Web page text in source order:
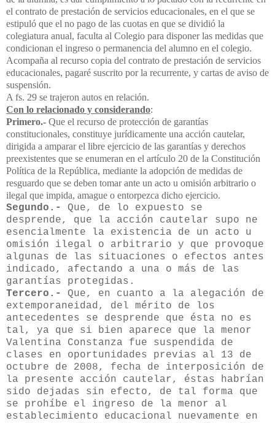
el contrato de prestación de servicios educacionales, en el que se
estipuló que el no pago de las cuotas en que se dividió la
colegiatura anual, faculta al Colegio para disponer las medidas que
condicionan el ingreso o permanencia del alumno en el colegio.
Acompaña al recurso copia del contrato de prestación de servicios
educacionales, pagaré suscrito por la recurrente, y cartas de aviso de
suspensión.
A fs. 29 se trajeron autos en relación.
Con lo relacionado y considerando:
Primero.- Que el recurso de protección de garantías
constitucionales, constituye jurídicamente una acción cautelar,
dirigida a amparar el libre ejercicio de las garantías y derechos
preexistentes que se enumeran en el artículo 20 de la Constitución
Política de la República, mediante la adopción de medidas de
resguardo que se deben tomar ante un acto u omisión arbitrario o
ilegal que impida, amague o entorpezca dicho ejercicio.
Segundo.-
Que, de lo expuesto se
desprende, que la acción cautelar supo ne
esencialmente la existencia de un acto u
omisión ilegal o arbitrario y que provoque
algunas de las situaciones o efectos antes
indicado, afectando a una o más de las
garantías protegidas.
Tercero.- Que, en cuanto a la alegación de
extemporaneidad, del mérito de los
antecedentes se desprende que ésta no es
tal, ya que si bien aparece que la menor
Valentina Constanza fue suspendida de
clases en oportunidades previas al 13 de
octubre de 2008, fecha de interposición de
la presente acción cautelar, éstas habrían
sido dejadas sin efecto, de tal forma que
se prohíbe el ingreso de la menor al
establecimiento educacional nuevamente en